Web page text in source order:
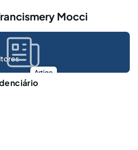
Mocci
Artigo